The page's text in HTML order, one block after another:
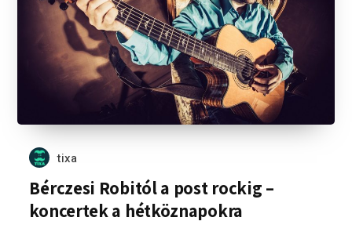
tixa
Bérczesi Robitól a post rockig –
koncertek a hétköznapokra